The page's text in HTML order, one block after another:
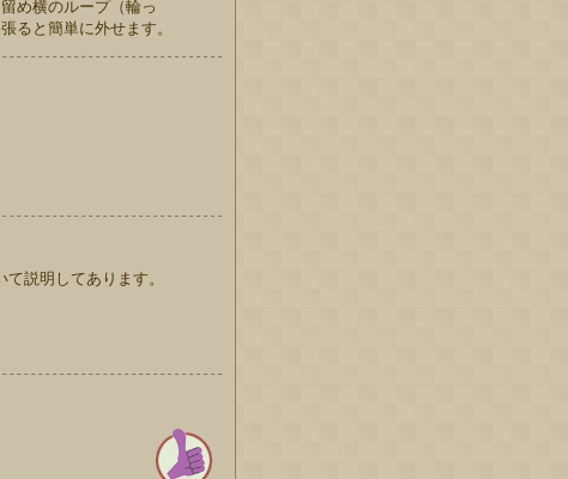
め横のループ（輪っ
ると簡単に外せます。
説明してあります。